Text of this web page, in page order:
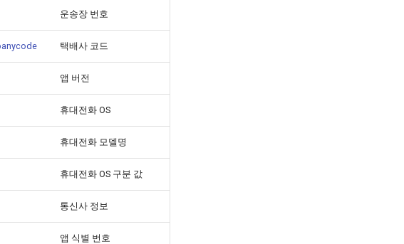
운송장 번호
택배사 코드
앱 버전
휴대전화 OS
휴대전화 모델명
휴대전화 OS 구분 값
통신사 정보
앱 식별 번호